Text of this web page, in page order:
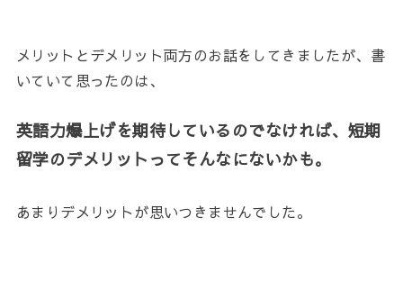
メリットとデメリット両方のお話をしてきましたが、書
いていて思ったのは、
英語力爆上げを期待しているのでなければ、短期
留学のデメリットってそんなにないかも。
あまりデメリットが思いつきませんでした。